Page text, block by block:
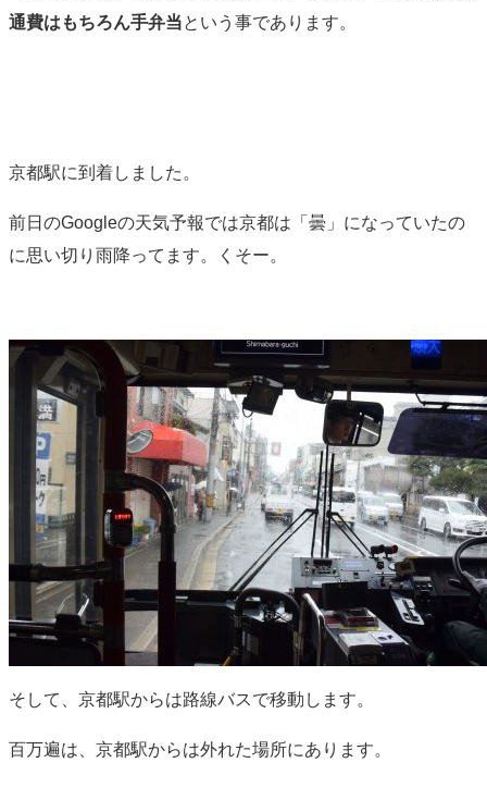
通費はもちろん手弁当という事であります。
京都駅に到着しました。
前日のGoogleの天気予報では京都は「曇」になっていたの
に思い切り雨降ってます。くそー。
そして、京都駅からは路線バスで移動します。
百万遍は、京都駅からは外れた場所にあります。